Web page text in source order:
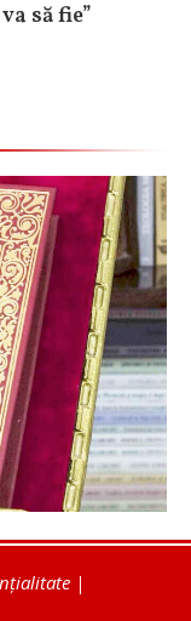
să fie”
|